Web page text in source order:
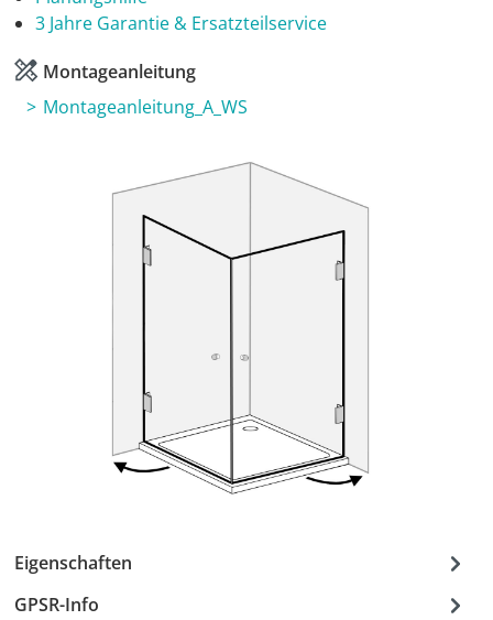
3 Jahre Garantie & Ersatzteilservice
Montageanleitung
Montageanleitung_A_WS
Eigenschaften
GPSR-Info